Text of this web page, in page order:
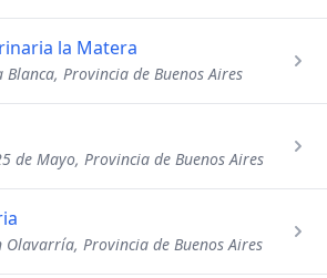
la Matera
Blanca, Provincia de Buenos Aires
de Mayo, Provincia de Buenos Aires
Olavarría, Provincia de Buenos Aires